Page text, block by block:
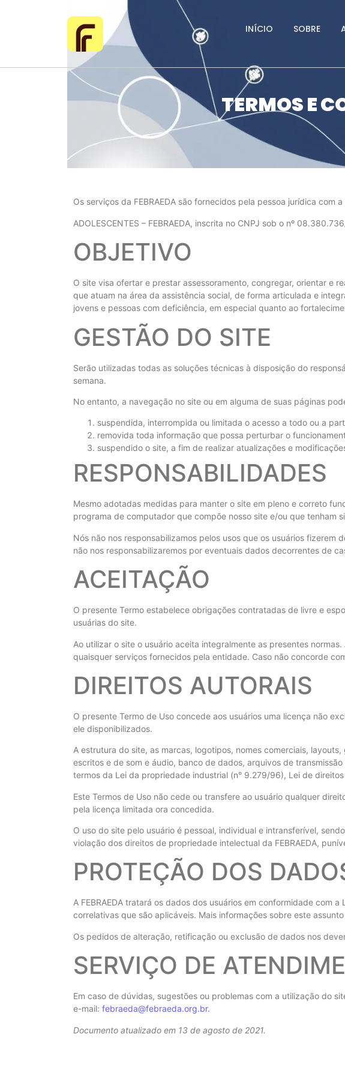
INÍCIO SOBRE
TERMOS E
Os serviços da FEBRAEDA são fornecidos pela pessoa jurídica com a
ADOLESCENTES – FEBRAEDA, inscrita no CNPJ sob o nº
OBJETIVO
O site visa ofertar e prestar assessoramento, congregar, orientar e
que atuam na área da assistência social, de forma articulada e
jovens e pessoas com deficiência, em especial quanto ao
GESTÃO DO SITE
Serão utilizadas todas as soluções técnicas à disposição do
semana.
No entanto, a navegação no site ou em alguma de suas páginas
suspendida, interrompida ou limitada o acesso a todo ou a
removida toda informação que possa perturbar o
suspendido o site, a fim de realizar atualizações e
RESPONSABILIDADES
Mesmo adotadas medidas para manter o site em pleno e correto
programa de computador que compõe nosso site e/ou que tenham
Nós não nos responsabilizamos pelos usos que os usuários
não nos responsabilizaremos por eventuais dados decorrentes de
ACEITAÇÃO
O presente Termo estabelece obrigações contratadas de livre e
usuárias do site.
Ao utilizar o site o usuário aceita integralmente as presentes
quaisquer serviços fornecidos pela entidade. Caso não concorde
DIREITOS AUTORAIS
O presente Termo de Uso concede aos usuários uma licença não
ele disponibilizados.
A estrutura do site, as marcas, logotipos, nomes comerciais,
escritos e de som e áudio, banco de dados, arquivos de
termos da Lei da propriedade industrial (n° 9.279/96), Lei de
Este Termos de Uso não cede ou transfere ao usuário qualquer
pela licença limitada ora concedida.
O uso do site pelo usuário é pessoal, individual e intransferível,
violação dos direitos de propriedade intelectual da FEBRAEDA,
PROTEÇÃO DOS
A FEBRAEDA tratará os dados dos usuários em conformidade com
correlativas que são aplicáveis. Mais informações sobre este
Os pedidos de alteração, retificação ou exclusão de dados nos
SERVIÇO DE
Em caso de dúvidas, sugestões ou problemas com a utilização do
e-mail: febraeda@febraeda.org.br.
Documento atualizado em 13 de agosto de 2021.